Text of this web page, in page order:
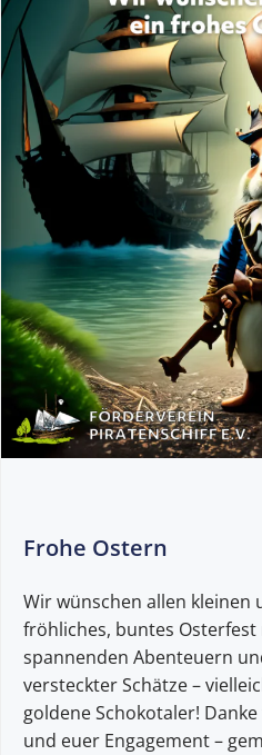
Frohe Ostern
Wir wünschen allen kleinen
fröhliches, buntes Osterfest
spannenden Abenteuern
versteckter Schätze –
goldene Schokotaler!
und euer Engagement –